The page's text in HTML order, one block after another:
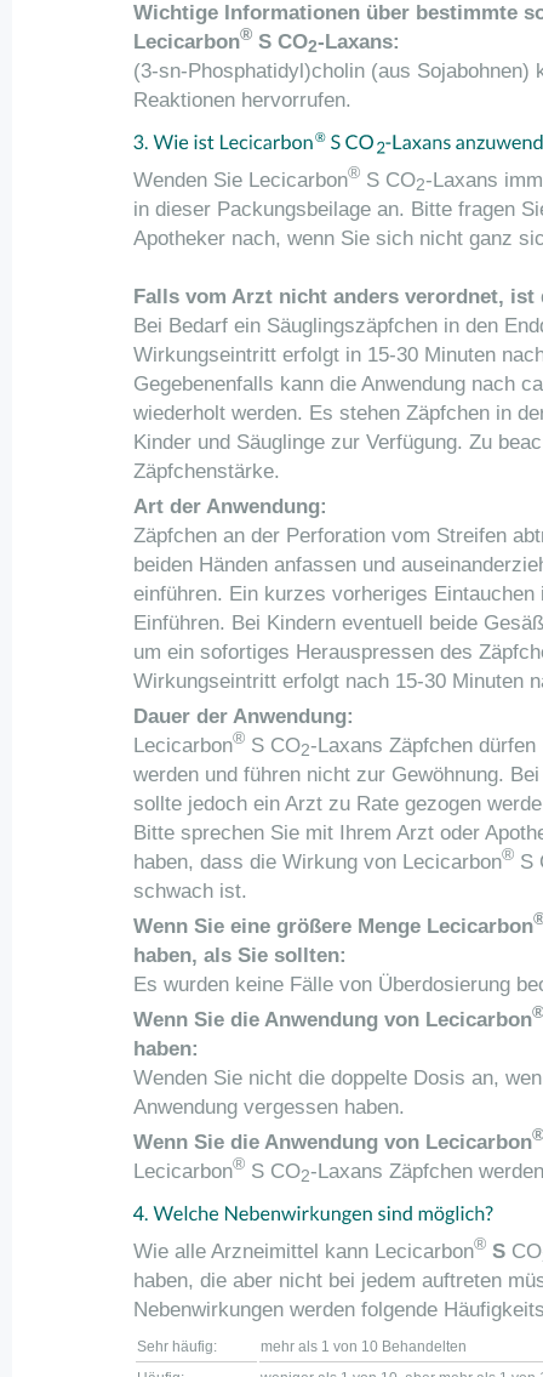
Wichtige Informationen über bestimmte
Lecicarbon® S CO2-Laxans:
(3-sn-Phosphatidyl)cholin (aus Sojabohnen)
Reaktionen hervorrufen.
Wenden Sie Lecicarbon® S CO2-Laxans
in dieser Packungsbeilage an. Bitte fragen
Apotheker nach, wenn Sie sich nicht ganz
Falls vom Arzt nicht anders verordnet, ist
Bei Bedarf ein Säuglingszäpfchen in den
Wirkungseintritt erfolgt in 15-30 Minuten
Gegebenenfalls kann die Anwendung nach
wiederholt werden. Es stehen Zäpfchen in
Kinder und Säuglinge zur Verfügung. Zu
Zäpfchenstärke.
Art der Anwendung:
Zäpfchen an der Perforation vom Streifen
beiden Händen anfassen und
einführen. Ein kurzes vorheriges
Einführen. Bei Kindern eventuell beide
um ein sofortiges Herauspressen des
Wirkungseintritt erfolgt nach 15-30 Minuten
Dauer der Anwendung:
Lecicarbon® S CO2-Laxans Zäpfchen
werden und führen nicht zur Gewöhnung.
sollte jedoch ein Arzt zu Rate gezogen
Bitte sprechen Sie mit Ihrem Arzt oder
haben, dass die Wirkung von Lecicarbon® S
schwach ist.
Wenn Sie eine größere Menge Lecicarbon
haben, als Sie sollten:
Es wurden keine Fälle von Überdosierung
Wenn Sie die Anwendung von Lecicarbon®
haben:
Wenden Sie nicht die doppelte Dosis an,
Anwendung vergessen haben.
Wenn Sie die Anwendung von Lecicarbon®
Lecicarbon® S CO2-Laxans Zäpfchen
Wie alle Arzneimittel kann Lecicarbon® S CO
haben, die aber nicht bei jedem auftreten
Nebenwirkungen werden folgende
Sehr häufig:
mehr als 1 von 10 Behandelten